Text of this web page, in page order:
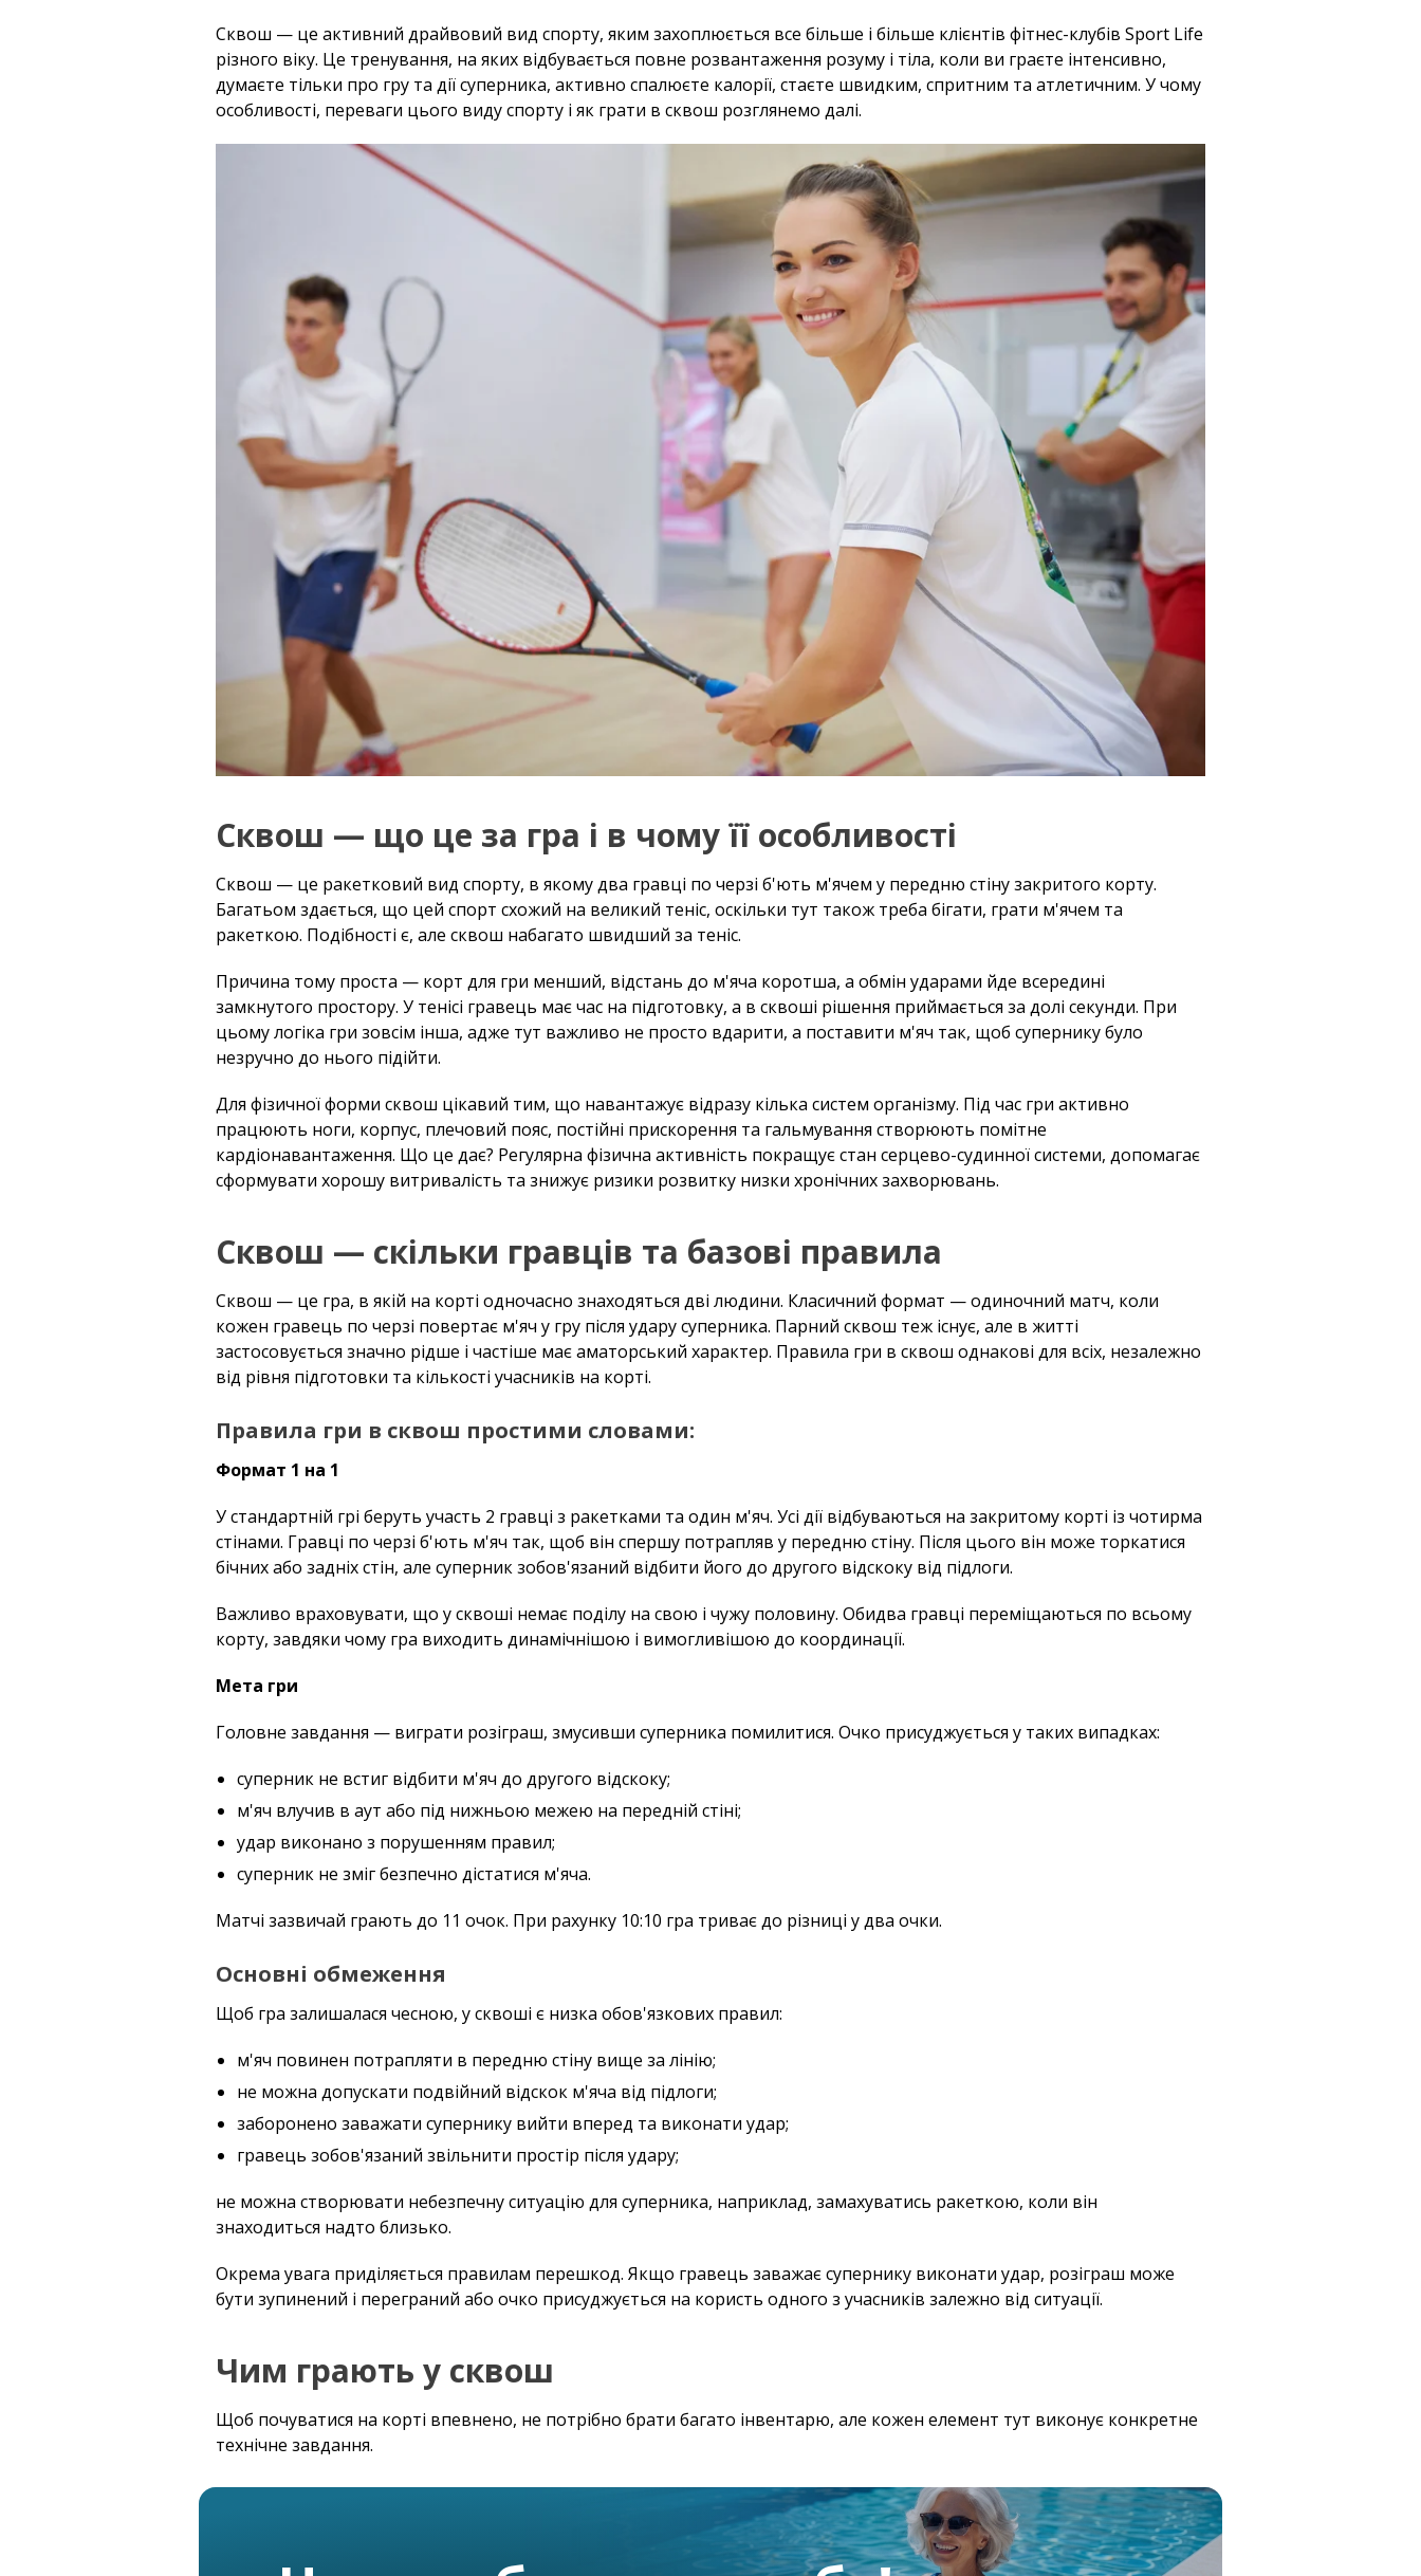
Сквош — це активний драйвовий вид спорту, яким захоплюється все більше і більше клієнтів фітнес-клубів Sport Life
різного віку. Це тренування, на яких відбувається повне розвантаження розуму і тіла, коли ви граєте інтенсивно,
думаєте тільки про гру та дії суперника, активно спалюєте калорії, стаєте швидким, спритним та атлетичним. У чому
особливості, переваги цього виду спорту і як грати в сквош розглянемо далі.
Сквош — що це за гра і в чому її особливості
Сквош — це ракетковий вид спорту, в якому два гравці по черзі б'ють м'ячем у передню стіну закритого корту.
Багатьом здається, що цей спорт схожий на великий теніс, оскільки тут також треба бігати, грати м'ячем та
ракеткою. Подібності є, але сквош набагато швидший за теніс.
Причина тому проста — корт для гри менший, відстань до м'яча коротша, а обмін ударами йде всередині
замкнутого простору. У тенісі гравець має час на підготовку, а в сквоші рішення приймається за долі секунди. При
цьому логіка гри зовсім інша, адже тут важливо не просто вдарити, а поставити м'яч так, щоб супернику було
незручно до нього підійти.
Для фізичної форми сквош цікавий тим, що навантажує відразу кілька систем організму. Під час гри активно
працюють ноги, корпус, плечовий пояс, постійні прискорення та гальмування створюють помітне
кардіонавантаження. Що це дає? Регулярна фізична активність покращує стан серцево-судинної системи, допомагає
сформувати хорошу витривалість та знижує ризики розвитку низки хронічних захворювань.
Сквош — скільки гравців та базові правила
Сквош — це гра, в якій на корті одночасно знаходяться дві людини. Класичний формат — одиночний матч, коли
кожен гравець по черзі повертає м'яч у гру після удару суперника. Парний сквош теж існує, але в житті
застосовується значно рідше і частіше має аматорський характер. Правила гри в сквош однакові для всіх, незалежно
від рівня підготовки та кількості учасників на корті.
Правила гри в сквош простими словами:
Формат 1 на 1
У стандартній грі беруть участь 2 гравці з ракетками та один м'яч. Усі дії відбуваються на закритому корті із чотирма
стінами. Гравці по черзі б'ють м'яч так, щоб він спершу потрапляв у передню стіну. Після цього він може торкатися
бічних або задніх стін, але суперник зобов'язаний відбити його до другого відскоку від підлоги.
Важливо враховувати, що у сквоші немає поділу на свою і чужу половину. Обидва гравці переміщаються по всьому
корту, завдяки чому гра виходить динамічнішою і вимогливішою до координації.
Мета гри
Головне завдання — виграти розіграш, змусивши суперника помилитися. Очко присуджується у таких випадках:
суперник не встиг відбити м'яч до другого відскоку;
м'яч влучив в аут або під нижньою межею на передній стіні;
удар виконано з порушенням правил;
суперник не зміг безпечно дістатися м'яча.
Матчі зазвичай грають до 11 очок. При рахунку 10:10 гра триває до різниці у два очки.
Основні обмеження
Щоб гра залишалася чесною, у сквоші є низка обов'язкових правил:
м'яч повинен потрапляти в передню стіну вище за лінію;
не можна допускати подвійний відскок м'яча від підлоги;
заборонено заважати супернику вийти вперед та виконати удар;
гравець зобов'язаний звільнити простір після удару;
не можна створювати небезпечну ситуацію для суперника, наприклад, замахуватись ракеткою, коли він
знаходиться надто близько.
Окрема увага приділяється правилам перешкод. Якщо гравець заважає супернику виконати удар, розіграш може
бути зупинений і переграний або очко присуджується на користь одного з учасників залежно від ситуації.
Чим грають у сквош
Щоб почуватися на корті впевнено, не потрібно брати багато інвентарю, але кожен елемент тут виконує конкретне
технічне завдання.